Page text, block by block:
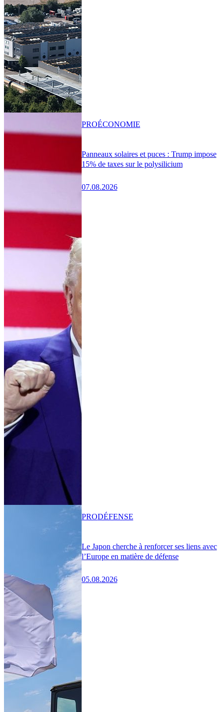
Panneaux solaires et puces : Trump impose
15% de taxes sur le polysilicium
07.08.2026
PROÉCONOMIE
Le Japon cherche à renforcer ses liens avec
l’Europe en matière de défense
05.08.2026
PRODÉFENSE